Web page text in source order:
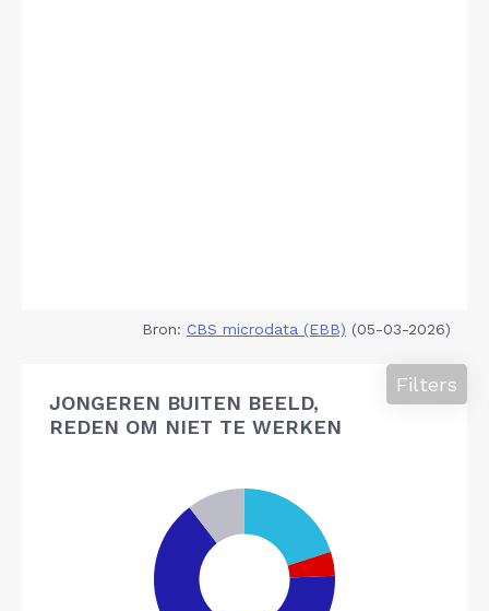
Bron: CBS microdata (EBB) (05-03-2026)
JONGEREN BUITEN BEELD,
REDEN OM NIET TE WERKEN
Filters